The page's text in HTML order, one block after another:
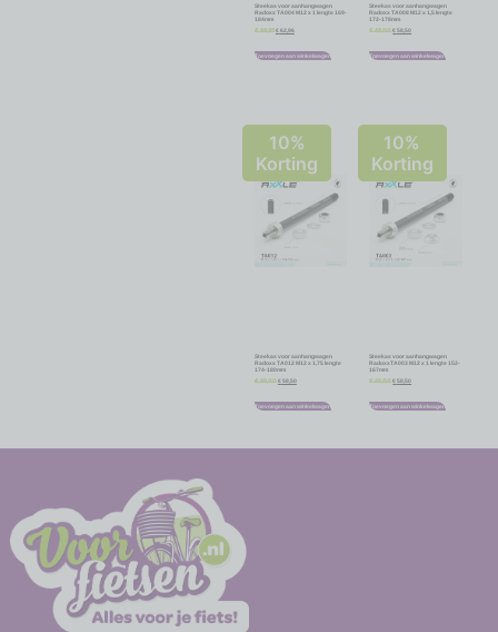
Steekas voor aanhangwagen
Radoxx TA004 M12 x 1 lengte 169-
184mm
€ 69,95 € 62,96
Toevoegen aan winkelwagen
Steekas voor aanhangwagen
Radoxx TA008 M12 x 1,5 lengte
172-178mm
€ 65,00 € 58,50
Toevoegen aan winkelwagen
10%
Korting
Steekas voor aanhangwagen
Radoxx TA012 M12 x 1,75 lengte
174-180mm
€ 65,00 € 58,50
Toevoegen aan winkelwagen
10%
Korting
Steekas voor aanhangwagen
RadoxxTA003 M12 x 1 lengte 152-
167mm
€ 65,00 € 58,50
Toevoegen aan winkelwagen